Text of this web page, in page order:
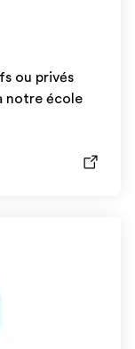
ou privés
notre école